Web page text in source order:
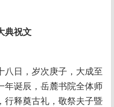
典祝文
八日，岁次庚子，大成至
年诞辰，岳麓书院全体师
行释奠古礼，敬祭夫子暨